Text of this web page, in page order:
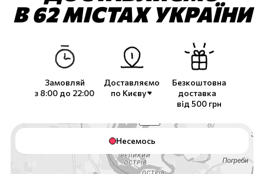
В 62 МІСТАХ УКРАЇНИ
Замовляй
з 8:00 до 22:00
Доставляємо
по Києву
Безкоштовна
доставка
від 500 грн
Несемось